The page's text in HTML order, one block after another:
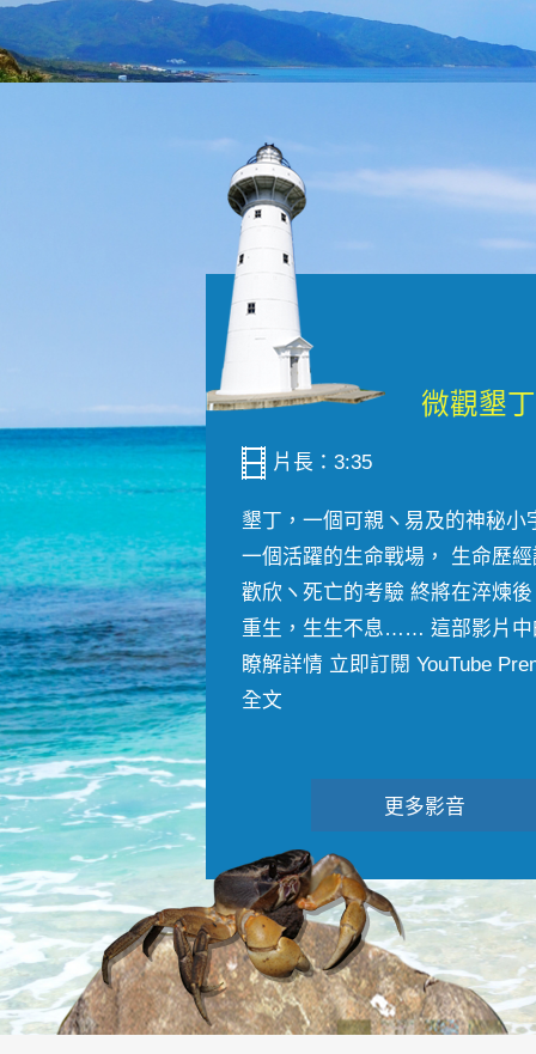
片長：3:35
墾丁，一個可親ヽ易及的神秘小
一個活躍的生命戰場， 生命歷
歡欣ヽ死亡的考驗 終將在淬煉
重生，生生不息…… 這部影片中
瞭解詳情 立即訂閱 YouTube
全文
更多影音